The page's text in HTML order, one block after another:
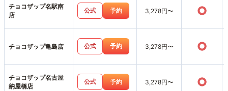
チョコザップ名駅南
店
公式 予約 3,278円〜 ○
チョコザップ亀島店 公式 予約 3,278円〜 ○
チョコザップ名古屋
納屋橋店
公式 予約 3,278円〜 ○